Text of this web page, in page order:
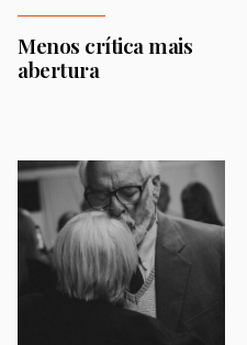
Menos crítica mais
abertura